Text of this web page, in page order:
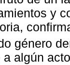
y
género
algún